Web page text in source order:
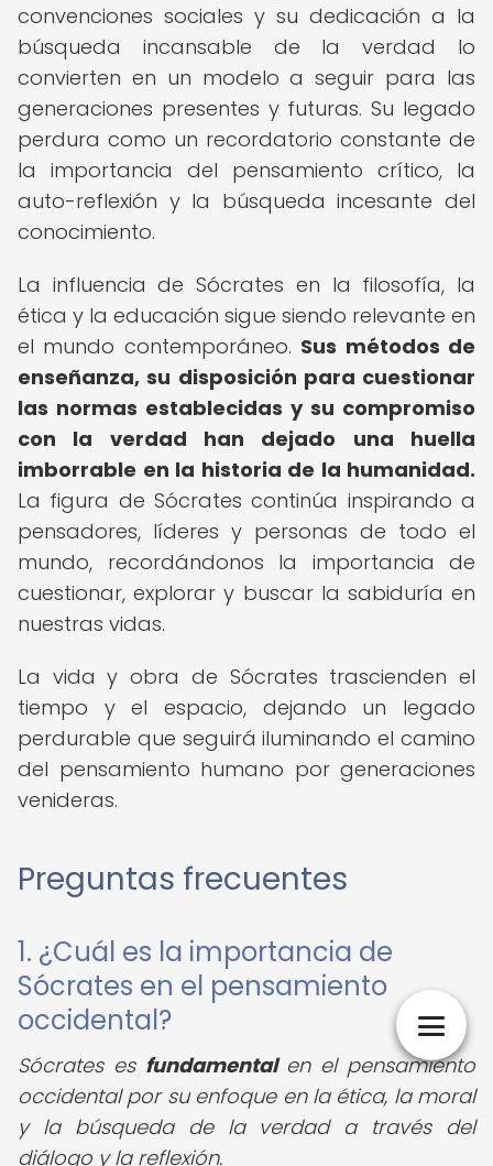
convenciones sociales y su dedicación a la
búsqueda incansable de la verdad lo
convierten en un modelo a seguir para las
generaciones presentes y futuras. Su legado
perdura como un recordatorio constante de
la importancia del pensamiento crítico, la
auto-reflexión y la búsqueda incesante del
conocimiento.
La influencia de Sócrates en la filosofía, la
ética y la educación sigue siendo relevante en
el mundo contemporáneo. Sus métodos de
enseñanza, su disposición para cuestionar
las normas establecidas y su compromiso
con la verdad han dejado una huella
imborrable en la historia de la humanidad.
La figura de Sócrates continúa inspirando a
pensadores, líderes y personas de todo el
mundo, recordándonos la importancia de
cuestionar, explorar y buscar la sabiduría en
nuestras vidas.
La vida y obra de Sócrates trascienden el
tiempo y el espacio, dejando un legado
perdurable que seguirá iluminando el camino
del pensamiento humano por generaciones
venideras.
Preguntas frecuentes
1. ¿Cuál es la importancia de
Sócrates en el pensamiento
occidental?
Sócrates es fundamentalen el pensamiento
occidental por su enfoque en la ética, la moral
y la búsqueda de la verdad a través del
diálogo y la reflexión.